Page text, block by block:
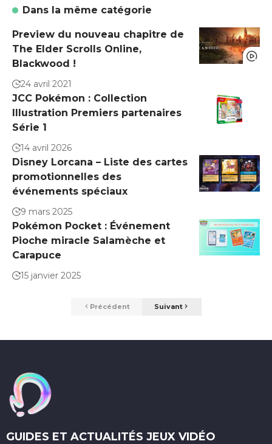
Dans la même catégorie
Preview du nouveau chapitre de
The Elder Scrolls Online,
Blackwood !
24 avril 2021
JCC Pokémon : Collection
Illustration Premiers partenaires
Série 1
14 avril 2026
Disney Lorcana – Liste des cartes
promotionnelles des
événements spéciaux
9 mars 2025
Pokémon Pocket : Événement
Pioche miracle Salamèche et
Carapuce
15 janvier 2025
Précédent Suivant
GUIDES ET ACTUALITÉS JEUX VIDÉO